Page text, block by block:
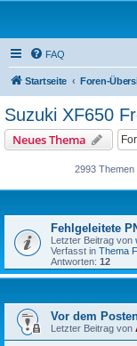
FAQ
Startseite Foren-
Suzuki XF650
Neues Thema
2993 Themen
Fehlgeleitete
Letzter Beitrag von
Verfasst in Thema
Antworten: 12
Vor dem
Letzter Beitrag von